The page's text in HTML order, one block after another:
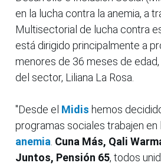
en la lucha contra la anemia, a
Multisectorial de lucha contra
está dirigido principalmente a
menores de 36 meses de
del sector, Liliana La Rosa.
"Desde el Midis hemos
programas sociales trabajen en
anemia Cuna Más, Qali
Juntos, Pensión 65, todos